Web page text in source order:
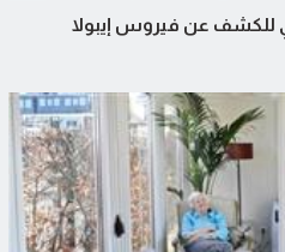
للكشف عن فيروس إيبولا